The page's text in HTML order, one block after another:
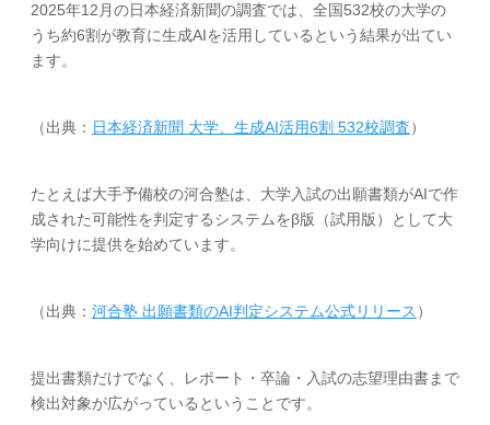
2025年12月の日本経済新聞の調査では、全国532校の大学の
うち約6割が教育に生成AIを活用しているという結果が出てい
ます。
（出典： 日本経済新聞 大学、生成AI活用6割 532校調査）
たとえば大手予備校の河合塾は、大学入試の出願書類がAIで作
成された可能性を判定するシステムをβ版（試用版）として大
学向けに提供を始めています。
（出典： 河合塾 出願書類のAI判定システム公式リリース ）
提出書類だけでなく、レポート・卒論・入試の志望理由書まで
検出対象が広がっているということです。